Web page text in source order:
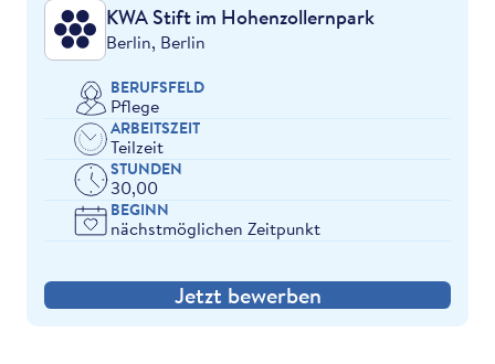
KWA Stift im Hohenzollernpark
Berlin, Berlin
BERUFSFELD
Pflege
ARBEITSZEIT
Teilzeit
STUNDEN
30,00
BEGINN
nächstmöglichen Zeitpunkt
Jetzt bewerben